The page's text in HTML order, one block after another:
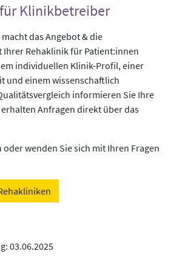
Klinikbetreiber
macht das Angebot & die
Ihrer Rehaklinik für Patient:innen
individuellen Klinik-Profil, einer
und einem wissenschaftlich
informieren Sie Ihre
Anfragen direkt über das
oder wenden Sie sich mit Ihren Fragen
03.06.2025